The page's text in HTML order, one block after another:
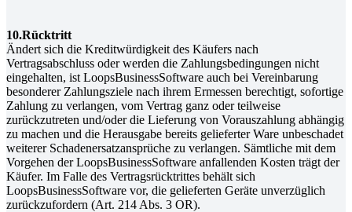
10.Rücktritt
Ändert sich die Kreditwürdigkeit des Käufers nach
Vertragsabschluss oder werden die Zahlungsbedingungen nicht
eingehalten, ist LoopsBusinessSoftware auch bei Vereinbarung
besonderer Zahlungsziele nach ihrem Ermessen berechtigt, sofortige
Zahlung zu verlangen, vom Vertrag ganz oder teilweise
zurückzutreten und/oder die Lieferung von Vorauszahlung abhängig
zu machen und die Herausgabe bereits gelieferter Ware unbeschadet
weiterer Schadenersatzansprüche zu verlangen. Sämtliche mit dem
Vorgehen der LoopsBusinessSoftware anfallenden Kosten trägt der
Käufer. Im Falle des Vertragsrücktrittes behält sich
LoopsBusinessSoftware vor, die gelieferten Geräte unverzüglich
zurückzufordern (Art. 214 Abs. 3 OR).